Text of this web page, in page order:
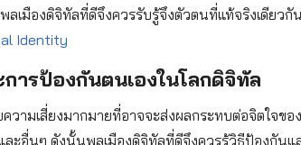
เมืองดิจิทัลที่ดีจึงควรรับรู้จึงตัวตนที่แท้จริงเดียวกั
Identity
ารป้องกันตนเองในโลกดิจิทัล
วามเสี่ยงมากมายที่อาจจะส่งผลกระทบต่อจิตใจขอ
ะอื่นๆ ดังนั้นพลเมืองดิจิทัลที่ดีจึงควรรู้วิธีป้องกันแ